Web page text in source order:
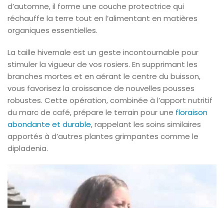
d’automne, il forme une couche protectrice qui
réchauffe la terre tout en l’alimentant en matières
organiques essentielles.
La taille hivernale est un geste incontournable pour
stimuler la vigueur de vos rosiers. En supprimant les
branches mortes et en aérant le centre du buisson,
vous favorisez la croissance de nouvelles pousses
robustes. Cette opération, combinée à l’apport nutritif
du marc de café, prépare le terrain pour une floraison
abondante et durable, rappelant les soins similaires
apportés à d’autres plantes grimpantes comme le
dipladenia.